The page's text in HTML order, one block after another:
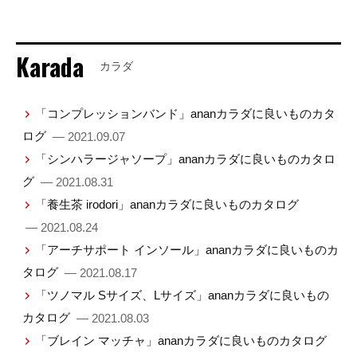
Karada カラダ
「コンプレッションバンド」ananカラダに良いものカタ
ログ — 2021.09.07
「シンハラージャソープ」ananカラダに良いものカタロ
グ — 2021.08.31
「養生茶 irodori」ananカラダに良いものカタログ
— 2021.08.24
「アーチサポート インソール」ananカラダに良いものカ
タログ — 2021.08.17
「ツノマル Sサイズ、Lサイズ」ananカラダに良いもの
カタログ — 2021.08.03
「ブレイン マッチャ」ananカラダに良いものカタログ